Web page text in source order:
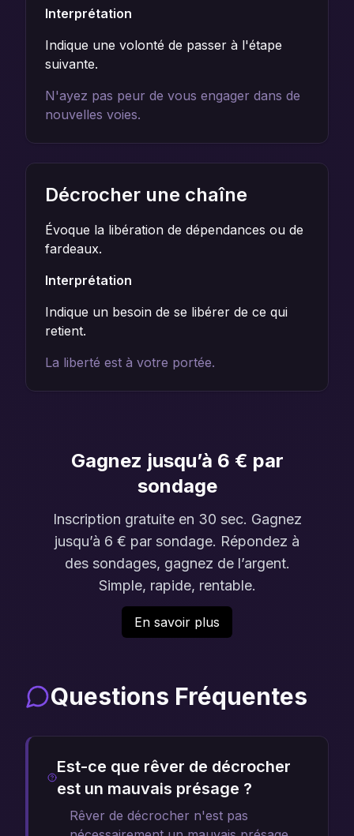
Interprétation
Indique une volonté de passer à l'étape
suivante.
N'ayez pas peur de vous engager dans de
nouvelles voies.
Décrocher une chaîne
Évoque la libération de dépendances ou de
fardeaux.
Interprétation
Indique un besoin de se libérer de ce qui
retient.
La liberté est à votre portée.
Gagnez jusqu’à 6 € par
sondage
Inscription gratuite en 30 sec. Gagnez
jusqu’à 6 € par sondage. Répondez à
des sondages, gagnez de l’argent.
Simple, rapide, rentable.
En savoir plus
Questions Fréquentes
Est-ce que rêver de décrocher
est un mauvais présage ?
Rêver de décrocher n'est pas